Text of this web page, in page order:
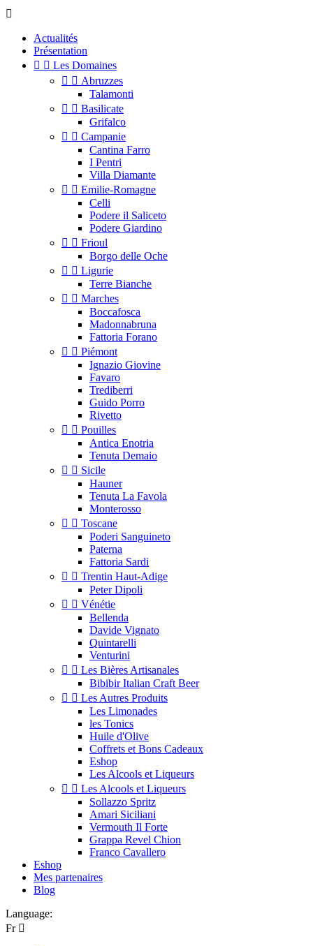

Actualités
Présentation
  Les Domaines
  Abruzzes
Talamonti
  Basilicate
Grifalco
  Campanie
Cantina Farro
I Pentri
Villa Diamante
  Emilie-Romagne
Celli
Podere il Saliceto
Podere Giardino
  Frioul
Borgo delle Oche
  Ligurie
Terre Bianche
  Marches
Boccafosca
Madonnabruna
Fattoria Forano
  Piémont
Ignazio Giovine
Favaro
Trediberri
Guido Porro
Rivetto
  Pouilles
Antica Enotria
Tenuta Demaio
  Sicile
Hauner
Tenuta La Favola
Monterosso
  Toscane
Poderi Sanguineto
Paterna
Fattoria Sardi
  Trentin Haut-Adige
Peter Dipoli
  Vénétie
Bellenda
Davide Vignato
Quintarelli
Venturini
  Les Bières Artisanales
Bibibir Italian Craft Beer
  Les Autres Produits
Les Limonades
les Tonics
Huile d'Olive
Coffrets et Bons Cadeaux
Eshop
Les Alcools et Liqueurs
  Les Alcools et Liqueurs
Sollazzo Spritz
Amari Siciliani
Vermouth Il Forte
Grappa Revel Chion
Franco Cavallero
Eshop
Mes partenaires
Blog
Language:
Fr 